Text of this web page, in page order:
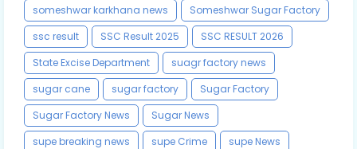
someshwar karkhana news
Someshwar Sugar Factory
ssc result
SSC Result 2025
SSC RESULT 2026
State Excise Department
suagr factory news
sugar cane
sugar factory
Sugar Factory
Sugar Factory News
Sugar News
supe breaking news
supe Crime
supe News